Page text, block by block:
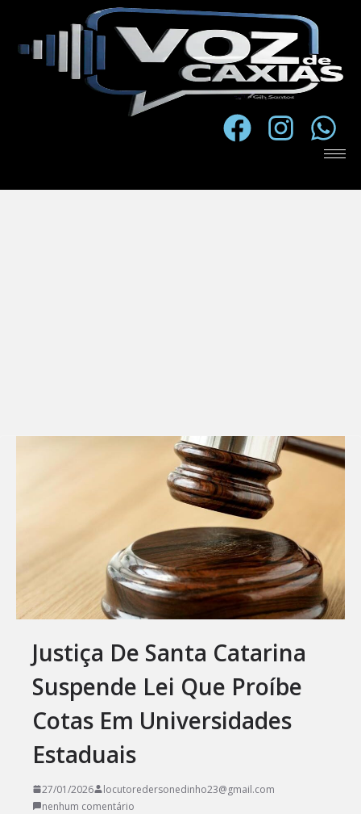
Justiça De Santa Catarina
Suspende Lei Que Proíbe
Cotas Em Universidades
Estaduais
27/01/2026
locutoredersonedinho23@gmail.com
nenhum comentário